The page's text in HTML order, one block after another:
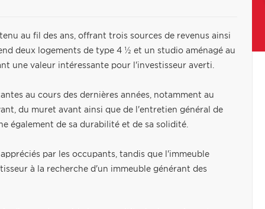
au fil des ans, offrant trois sources de revenus ainsi
deux logements de type 4 ½ et un studio aménagé au
une valeur intéressante pour l'investisseur averti.
au cours des dernières années, notamment au
du muret avant ainsi que de l'entretien général de
également de sa durabilité et de sa solidité.
par les occupants, tandis que l'immeuble
à la recherche d'un immeuble générant des